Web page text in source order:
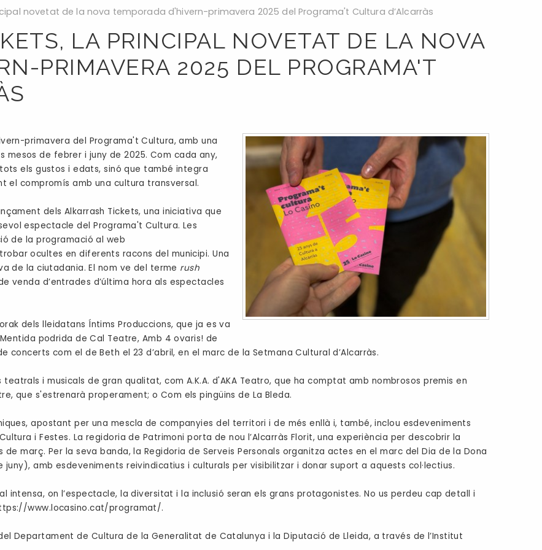
novetat de la nova temporada d'hivern-primavera 2025 del Programa't Cultura d’Alcarràs
LA PRINCIPAL NOVETAT DE LA NOVA
PRIMAVERA 2025 DEL PROGRAMA'T
primavera del Programa't Cultura, amb una
de febrer i juny de 2025. Com cada any,
els gustos i edats, sinó que també integra
compromís amb una cultura transversal.
dels Alkarrash Tickets, una iniciativa que
espectacle del Programa't Cultura. Les
de la programació al web
ocultes en diferents racons del municipi. Una
de la ciutadania. El nom ve del terme rush
venda d’entrades d’última hora als espectacles
dels lleidatans Íntims Produccions, que ja es va
podrida de Cal Teatre, Amb 4 ovaris! de
concerts com el de Beth el 23 d’abril, en el marc de la Setmana Cultural d’Alcarràs.
i musicals de gran qualitat, com A.K.A. d'AKA Teatro, que ha comptat amb nombrosos premis en
que s'estrenarà properament; o Com els pingüins de La Bleda.
apostant per una mescla de companyies del territori i de més enllà i, també, inclou esdeveniments
i Festes. La regidoria de Patrimoni porta de nou l’Alcarràs Florit, una experiència per descobrir la
març. Per la seva banda, la Regidoria de Serveis Personals organitza actes en el marc del Dia de la Dona
juny), amb esdeveniments reivindicatius i culturals per visibilitzar i donar suport a aquests col·lectius.
intensa, on l’espectacle, la diversitat i la inclusió seran els grans protagonistes. No us perdeu cap detall i
www.locasino.cat/programat/.
Departament de Cultura de la Generalitat de Catalunya i la Diputació de Lleida, a través de l’Institut